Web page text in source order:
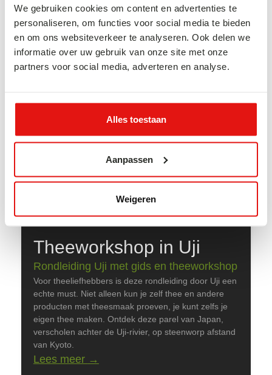
We gebruiken cookies om content en advertenties te
personaliseren, om functies voor social media te bieden
en om ons websiteverkeer te analyseren. Ook delen we
informatie over uw gebruik van onze site met onze
partners voor social media, adverteren en analyse.
Alles toestaan
Aanpassen
Weigeren
moment een Samoerai te paard om de hoek kan
komen!
Lees meer→
Theeworkshop in Uji
Rondleiding Uji met gids en theeworkshop
Voor theeliefhebbers is deze rondleiding door Uji een
echte must. Niet alleen kun je zelf thee en andere
producten met theesmaak proeven, je kunt zelfs je
eigen thee maken. Ontdek deze parel van Japan,
verscholen achter de Uji-rivier, op steenworp afstand
van Kyoto.
Lees meer →